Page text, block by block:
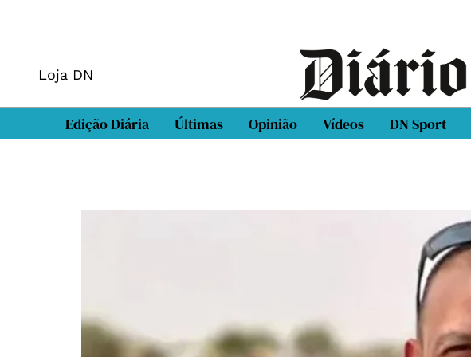
Loja DN
Edição Diária Últimas Opinião Vídeos DN Sport